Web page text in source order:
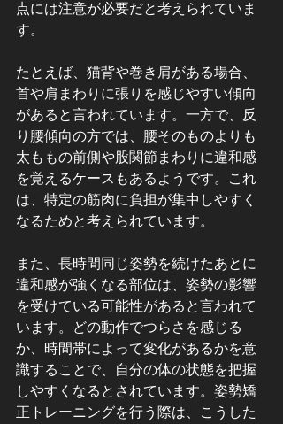
点には注意が必要だと考えられていま
す。
たとえば、猫背や巻き肩がある場合、
首や肩まわりに張りを感じやすい傾向
があると言われています。一方で、反
り腰傾向の方では、腰そのものよりも
太ももの前側や股関節まわりに違和感
を覚えるケースもあるようです。これ
は、特定の筋肉に負担が集中しやすく
なるためと考えられています。
また、長時間同じ姿勢を続けたあとに
違和感が強くなる部位は、姿勢の影響
を受けている可能性があると言われて
います。どの動作でつらさを感じる
か、時間帯によって変化があるかを意
識することで、自分の体の状態を把握
しやすくなるとされています。姿勢矯
正トレーニングを行う際は、こうした